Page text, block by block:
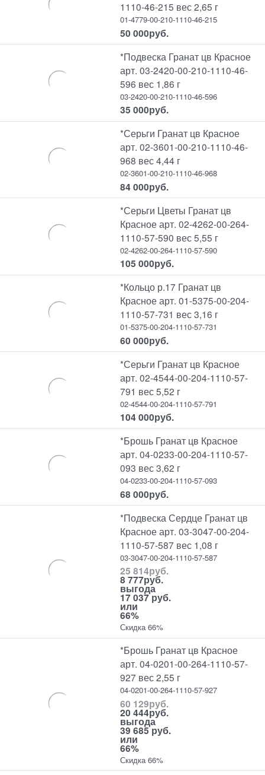
1110-46-215 вес 2,65 г
01-4779-00-210-1110-46-215
50 000руб.
*Подвеска Гранат цв Красное
арт. 03-2420-00-210-1110-46-
596 вес 1,86 г
03-2420-00-210-1110-46-596
35 000руб.
*Серьги Гранат цв Красное
арт. 02-3601-00-210-1110-46-
968 вес 4,44 г
02-3601-00-210-1110-46-968
84 000руб.
*Серьги Цветы Гранат цв
Красное арт. 02-4262-00-264-
1110-57-590 вес 5,55 г
02-4262-00-264-1110-57-590
105 000руб.
*Кольцо р.17 Гранат цв
Красное арт. 01-5375-00-204-
1110-57-731 вес 3,16 г
01-5375-00-204-1110-57-731
60 000руб.
*Серьги Гранат цв Красное
арт. 02-4544-00-204-1110-57-
791 вес 5,52 г
02-4544-00-204-1110-57-791
104 000руб.
*Брошь Гранат цв Красное
арт. 04-0233-00-204-1110-57-
093 вес 3,62 г
04-0233-00-204-1110-57-093
68 000руб.
*Подвеска Сердце Гранат цв
Красное арт. 03-3047-00-204-
1110-57-587 вес 1,08 г
03-3047-00-204-1110-57-587
25 814руб.
8 777руб.
выгода
17 037 руб.
или
66%
Скидка 66%
*Брошь Гранат цв Красное
арт. 04-0201-00-264-1110-57-
927 вес 2,55 г
04-0201-00-264-1110-57-927
60 129руб.
20 444руб.
выгода
39 685 руб.
или
66%
Скидка 66%